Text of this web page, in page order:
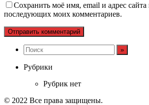
Сохранить моё имя, email и адрес сайта
последующих моих комментариев.
Рубрики
Рубрик нет
© 2022 Все права защищены.